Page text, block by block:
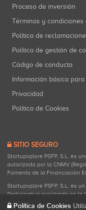
Proceso de inversión
Términos y
Política de
Política de gestión de
Código de conducta
Información básica
Privacidad
Política de Cookies
SITIO SEGURO
Startupxplore PSFP, S.L. es
autorizada por la CNMV
Fomento de la Financiación
Startupxplore PSFP, S.L. es
Participativa registrado en la
participativa.
Política de Cookies